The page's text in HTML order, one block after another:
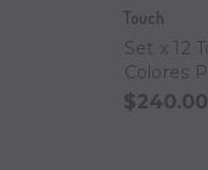
Touch
Set x 12
Colores